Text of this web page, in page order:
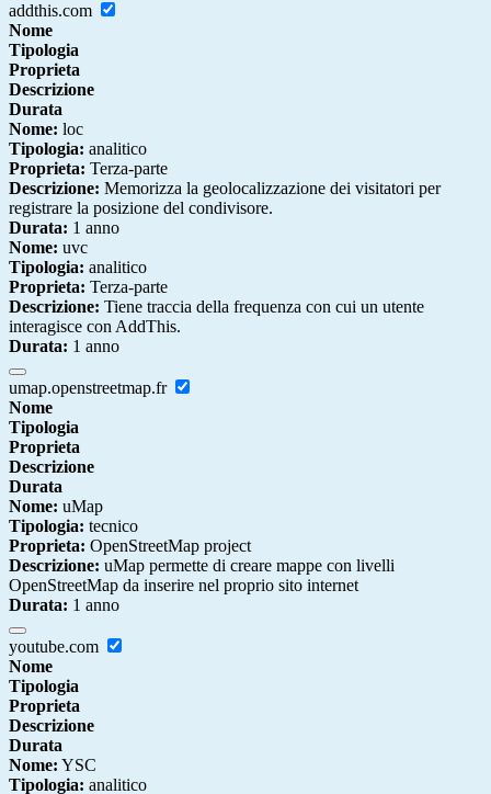
addthis.com
Nome
Tipologia
Proprieta
Descrizione
Durata
Nome: loc
Tipologia: analitico
Proprieta: Terza-parte
Descrizione: Memorizza la geolocalizzazione dei visitatori per
registrare la posizione del condivisore.
Durata: 1 anno
Nome: uvc
Tipologia: analitico
Proprieta: Terza-parte
Descrizione: Tiene traccia della frequenza con cui un utente
interagisce con AddThis.
Durata: 1 anno
umap.openstreetmap.fr
Nome
Tipologia
Proprieta
Descrizione
Durata
Nome: uMap
Tipologia: tecnico
Proprieta: OpenStreetMap project
Descrizione: uMap permette di creare mappe con livelli
OpenStreetMap da inserire nel proprio sito internet
Durata: 1 anno
youtube.com
Nome
Tipologia
Proprieta
Descrizione
Durata
Nome: YSC
Tipologia: analitico